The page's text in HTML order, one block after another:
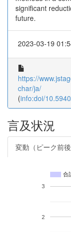
significant
future.
2023-03-19
https://
char/ja/
(info:doi/
言及状況
変動（ピーク前後
合
2
3